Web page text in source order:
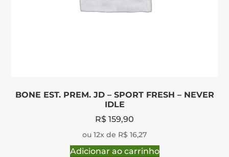
BONE EST. PREM. JD – SPORT FRESH – NEVER
IDLE
R$ 159,90
ou 12x de R$ 16,27
Adicionar ao carrinho